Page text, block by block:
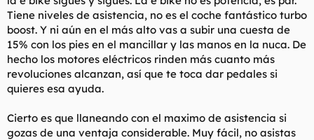
Tiene niveles de asistencia, no es el coche fantástico turbo
boost. Y ni aún en el más alto vas a subir una cuesta de
15% con los pies en el mancillar y las manos en la nuca. De
hecho los motores eléctricos rinden más cuanto más
revoluciones alcanzan, así que te toca dar pedales si
quieres esa ayuda.
Cierto es que llaneando con el maximo de asistencia si
gozas de una ventaja considerable. Muy fácil, no asistas